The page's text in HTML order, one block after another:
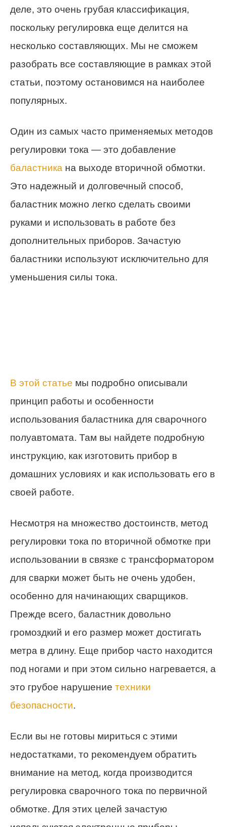
деле, это очень грубая классификация,
поскольку регулировка еще делится на
несколько составляющих. Мы не сможем
разобрать все составляющие в рамках этой
статьи, поэтому остановимся на наиболее
популярных.
Один из самых часто применяемых методов
регулировки тока — это добавление
баластника на выходе вторичной обмотки.
Это надежный и долговечный способ,
баластник можно легко сделать своими
руками и использовать в работе без
дополнительных приборов. Зачастую
баластники используют исключительно для
уменьшения силы тока.
В этой статье мы подробно описывали
принцип работы и особенности
использования баластника для сварочного
полуавтомата. Там вы найдете подробную
инструкцию, как изготовить прибор в
домашних условиях и как использовать его в
своей работе.
Несмотря на множество достоинств, метод
регулировки тока по вторичной обмотке при
использовании в связке с трансформатором
для сварки может быть не очень удобен,
особенно для начинающих сварщиков.
Прежде всего, баластник довольно
громоздкий и его размер может достигать
метра в длину. Еще прибор часто находится
под ногами и при этом сильно нагревается, а
это грубое нарушение техники
безопасности.
Если вы не готовы мириться с этими
недостатками, то рекомендуем обратить
внимание на метод, когда производится
регулировка сварочного тока по первичной
обмотке. Для этих целей зачастую